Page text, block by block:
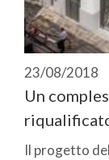
23/08/2018
Un
Il progetto